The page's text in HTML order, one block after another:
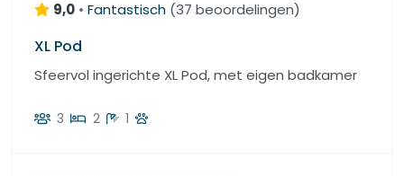
9,0 • Fantastisch (37 beoordelingen)
XL Pod
Sfeervol ingerichte XL Pod, met eigen badkamer
3 2 1